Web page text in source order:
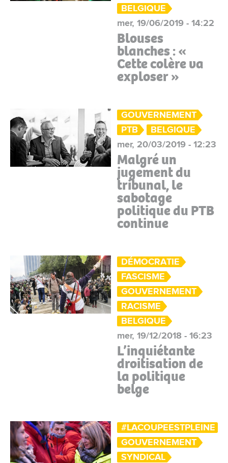
BELGIQUE
mer, 19/06/2019 - 14:22
Blouses
blanches : «
Cette colère va
exploser »
GOUVERNEMENT
PTB
BELGIQUE
mer, 20/03/2019 - 12:23
Malgré un
jugement du
tribunal, le
sabotage
politique du PTB
continue
DÉMOCRATIE
FASCISME
GOUVERNEMENT
RACISME
BELGIQUE
mer, 19/12/2018 - 16:23
L’inquiétante
droitisation de
la politique
belge
#LACOUPEESTPLEINE
GOUVERNEMENT
SYNDICAL